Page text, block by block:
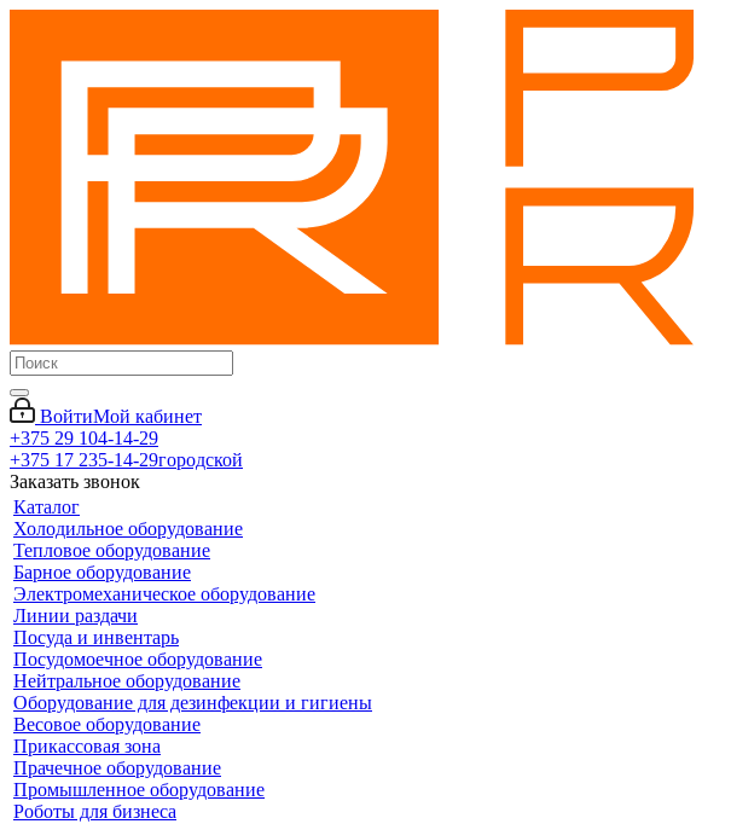
ВойтиМой кабинет
+375 29 104-14-29
+375 17 235-14-29городской
Заказать звонок
Каталог
Холодильное оборудование
Тепловое оборудование
Барное оборудование
Электромеханическое оборудование
Линии раздачи
Посуда и инвентарь
Посудомоечное оборудование
Нейтральное оборудование
Оборудование для дезинфекции и гигиены
Весовое оборудование
Прикассовая зона
Прачечное оборудование
Промышленное оборудование
Роботы для бизнеса